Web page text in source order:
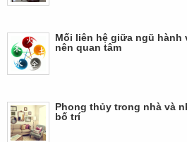
Mối liên hệ giữa ngũ
nên quan tâm
Phong thủy trong nhà và
bố trí